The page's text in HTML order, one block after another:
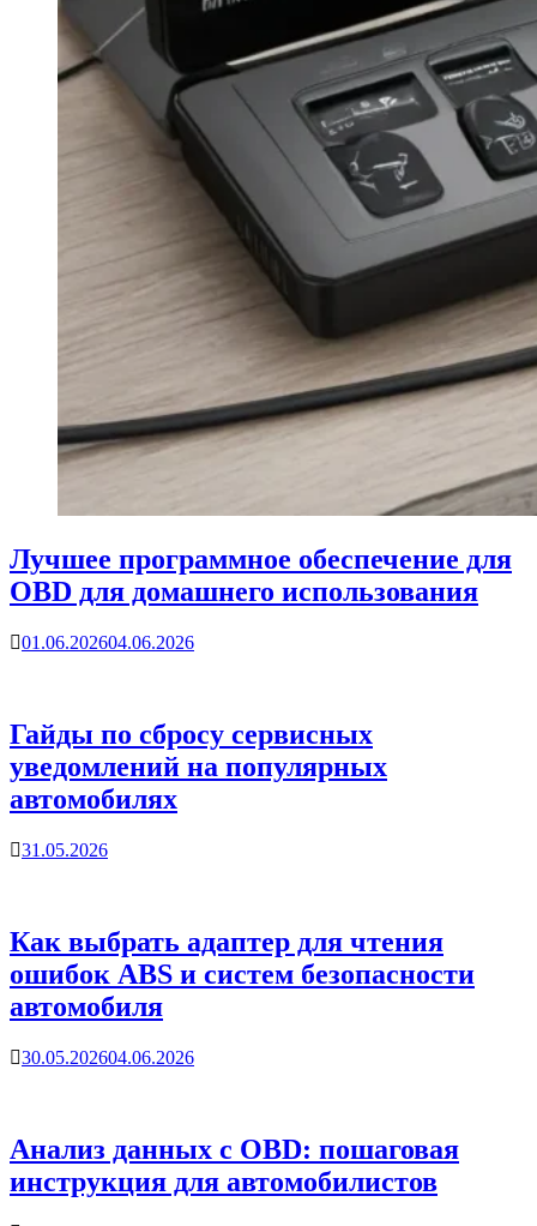
Лучшее программное обеспечение для
OBD для домашнего использования
01.06.202604.06.2026
Гайды по сбросу сервисных
уведомлений на популярных
автомобилях
31.05.2026
Как выбрать адаптер для чтения
ошибок ABS и систем безопасности
автомобиля
30.05.202604.06.2026
Анализ данных с OBD: пошаговая
инструкция для автомобилистов